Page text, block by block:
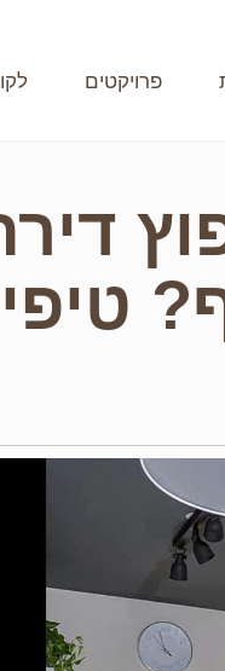
פרויקטים